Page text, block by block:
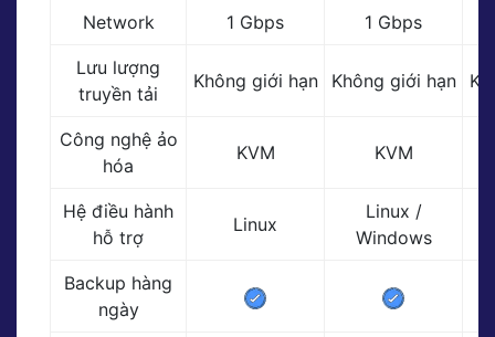
Network 1 Gbps 1 Gbps
Lưu lượng
truyền tải
Không giới hạn Không giới hạn
Công nghệ ảo
hóa
KVM KVM
Hệ điều hành
hỗ trợ
Linux
Linux /
Windows
Backup hàng
ngày